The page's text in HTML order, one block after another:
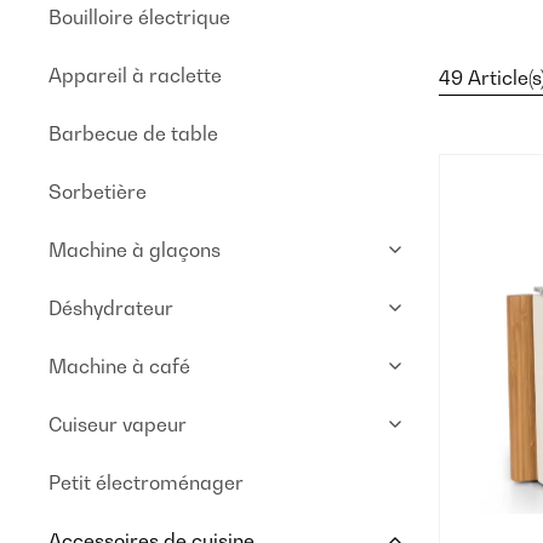
Bouilloire électrique
Appareil à raclette
Barbecue de table
Sorbetière
Machine à glaçons
Déshydrateur
Machine à café
Cuiseur vapeur
Petit électroménager
49